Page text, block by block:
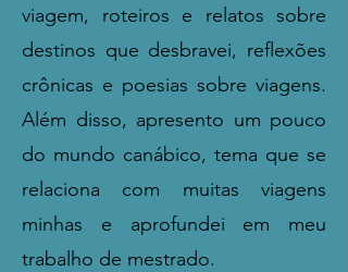
viagem, roteiros e relatos sobre
destinos que desbravei, reflexões
crônicas e poesias sobre viagens.
Além disso, apresento um pouco
do mundo canábico, tema que se
relaciona com muitas viagens
minhas e aprofundei em meu
trabalho de mestrado.